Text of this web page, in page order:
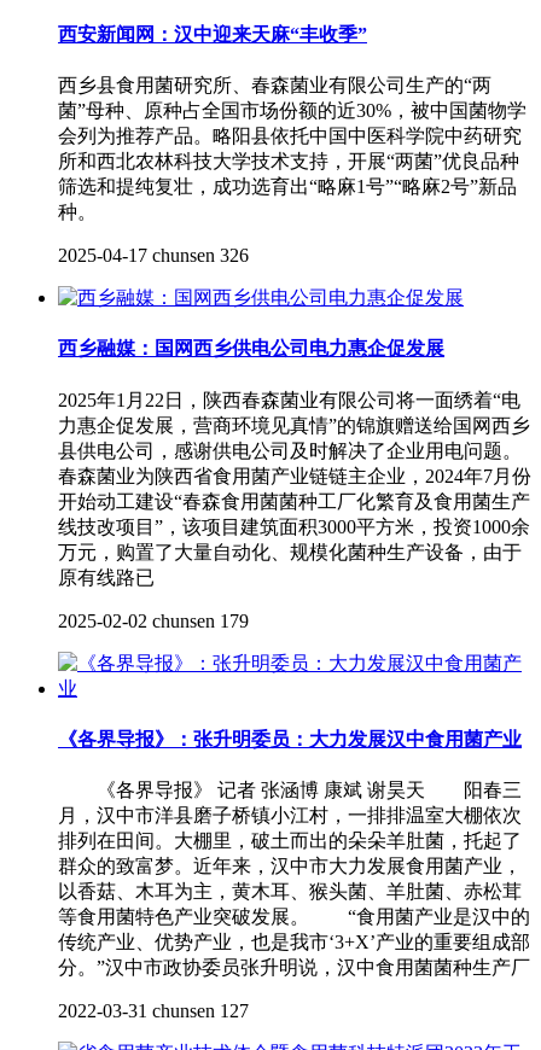
西安新闻网：汉中迎来天麻“丰收季”
西乡县食用菌研究所、春森菌业有限公司生产的“两
菌”母种、原种占全国市场份额的近30%，被中国菌物学
会列为推荐产品。略阳县依托中国中医科学院中药研究
所和西北农林科技大学技术支持，开展“两菌”优良品种
筛选和提纯复壮，成功选育出“略麻1号”“略麻2号”新品
种。
2025-04-17 chunsen 326
西乡融媒：国网西乡供电公司电力惠企促发展
2025年1月22日，陕西春森菌业有限公司将一面绣着“电
力惠企促发展，营商环境见真情”的锦旗赠送给国网西乡
县供电公司，感谢供电公司及时解决了企业用电问题。
春森菌业为陕西省食用菌产业链链主企业，2024年7月份
开始动工建设“春森食用菌菌种工厂化繁育及食用菌生产
线技改项目”，该项目建筑面积3000平方米，投资1000余
万元，购置了大量自动化、规模化菌种生产设备，由于
原有线路已
2025-02-02 chunsen 179
《各界导报》：张升明委员：大力发展汉中食用菌产业
《各界导报》 记者 张涵博 康斌 谢昊天 阳春三
月，汉中市洋县磨子桥镇小江村，一排排温室大棚依次
排列在田间。大棚里，破土而出的朵朵羊肚菌，托起了
群众的致富梦。近年来，汉中市大力发展食用菌产业，
以香菇、木耳为主，黄木耳、猴头菌、羊肚菌、赤松茸
等食用菌特色产业突破发展。 “食用菌产业是汉中的
传统产业、优势产业，也是我市‘3+X’产业的重要组成部
分。”汉中市政协委员张升明说，汉中食用菌菌种生产厂
2022-03-31 chunsen 127